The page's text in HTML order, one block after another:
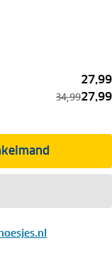
27,99
34,9927,99